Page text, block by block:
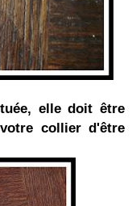
elle doit être
collier d'être